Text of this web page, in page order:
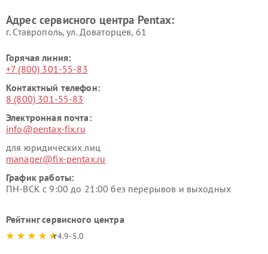
Адрес сервисного центра Pentax:
г. Ставрополь, ул. Доваторцев, 61
Горячая линия:
+7 (800) 301-55-83
Контактный телефон:
8 (800) 301-55-83
Электронная почта:
info@pentax-fix.ru
для юридических лиц
manager@fix-pentax.ru
График работы:
ПН-ВСК с 9:00 до 21:00 без перерывов и выходных
Рейтинг сервисного центра
4.9-5.0